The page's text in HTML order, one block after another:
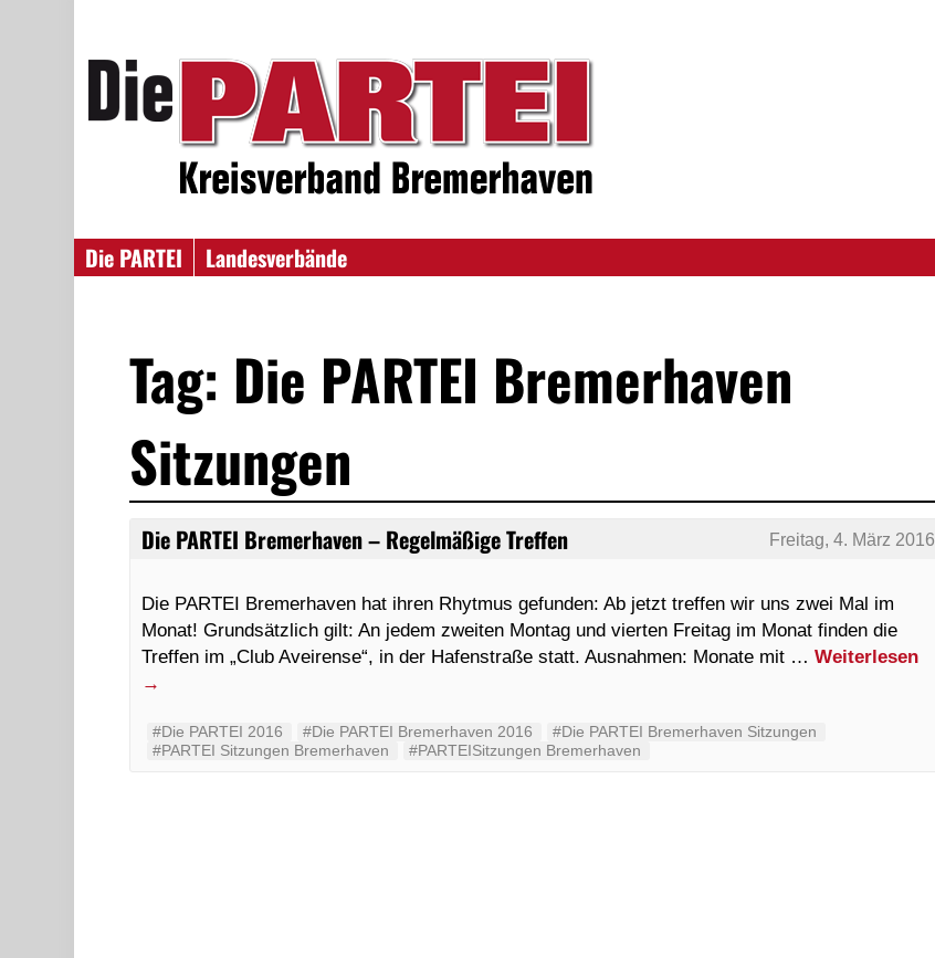
Die PARTEI
Landesverbände
Tag: Die PARTEI Bremerhaven
Sitzungen
Die PARTEI Bremerhaven – Regelmäßige Treffen Freitag, 4. März 2016
Die PARTEI Bremerhaven hat ihren Rhytmus gefunden: Ab jetzt treffen wir uns zwei Mal im
Monat! Grundsätzlich gilt: An jedem zweiten Montag und vierten Freitag im Monat finden die
Treffen im „Club Aveirense“, in der Hafenstraße statt. Ausnahmen: Monate mit …Weiterlesen
→
#Die PARTEI 2016 #Die PARTEI Bremerhaven 2016
#Die PARTEI Bremerhaven Sitzungen
#PARTEI Sitzungen Bremerhaven
#PARTEISitzungen Bremerhaven